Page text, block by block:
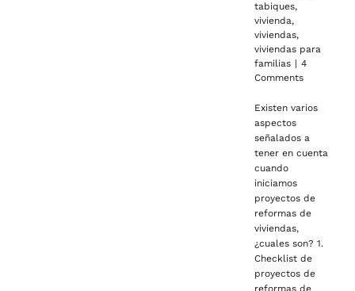
tabiques,
vivienda,
viviendas,
viviendas para
familias | 4
Comments
Existen varios
aspectos
señalados a
tener en cuenta
cuando
iniciamos
proyectos de
reformas de
viviendas,
¿cuales son? 1.
Checklist de
proyectos de
reformas de